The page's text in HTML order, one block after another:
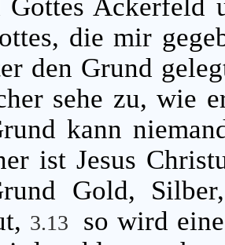
Gottes Ackerfeld
die mir
den Grund
sehe zu, wie
kann
ist Jesus
Gold,
3.13
so wird